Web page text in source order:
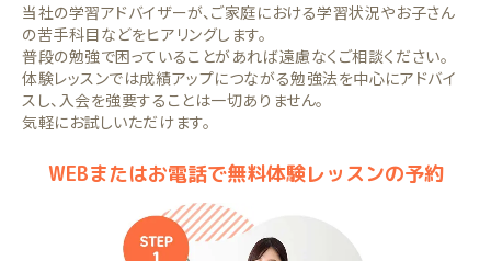
当社の学習アドバイザーが、ご家庭における学習状況やお子さん
の苦手科目などをヒアリングします。
普段の勉強で困っていることがあれば遠慮なくご相談ください。
体験レッスンでは成績アップにつながる勉強法を中心にアドバイ
スし、入会を強要することは一切ありません。
気軽にお試しいただけます。
WEBまたはお電話で無料体験レッスンの予約